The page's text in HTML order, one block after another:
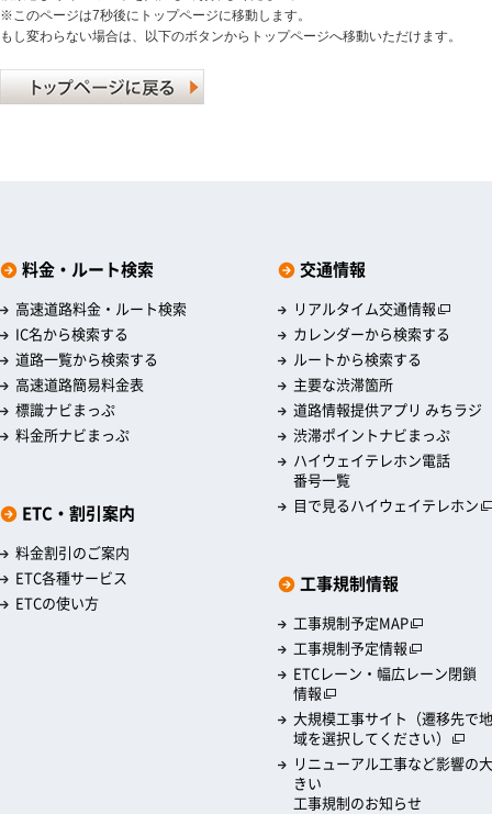
※このページは7秒後にトップページに移動します。
もし変わらない場合は、以下のボタンからトップページへ移動いただけます。
料金・ルート検索
高速道路料金・ルート検索
IC名から検索する
道路一覧から検索する
高速道路簡易料金表
標識ナビまっぷ
料金所ナビまっぷ
ETC・割引案内
料金割引のご案内
ETC各種サービス
ETCの使い方
交通情報
リアルタイム交通情報
カレンダーから検索する
ルートから検索する
主要な渋滞箇所
道路情報提供アプリ みちラジ
渋滞ポイントナビまっぷ
ハイウェイテレホン電話
番号一覧
目で見るハイウェイテレホン
工事規制情報
工事規制予定MAP
工事規制予定情報
ETCレーン・幅広レーン閉鎖
情報
大規模工事サイト（遷移先で
域を選択してください）
リニューアル工事など影響の
きい
工事規制のお知らせ